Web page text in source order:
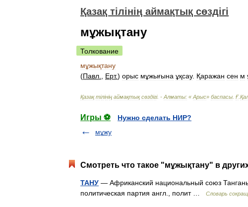
Қазақ тілінің аймақтық сөздігі
мұжықтану
Толкование
мұжықтану
(Павл Ерт.) орыс мұжығына ұқсау. Қаражан сен м
Қазақ тілінің аймақтық сөздігі. - Алматы: « Арыс» баспасы Ғ.
Игры ⚽
Нужно сделать НИР?
мұжу
Смотреть что такое "мұжықтану" в
ТАНУ — Африканский национальный союз
политическая партия англ., полит …
Словарь